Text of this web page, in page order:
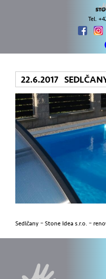
Tel.
22.6.2017
Sedlčany – Stone Idea s.r.o. –